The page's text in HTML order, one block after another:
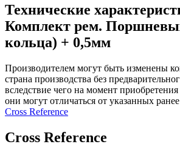
Технические
Комплект рем.
кольца) + 0,5мм
Производителем могут быть изменены
страна производства без
вследствие чего на момент приобретения
они могут отличаться от указанных ранее
Сross Reference
Сross Reference